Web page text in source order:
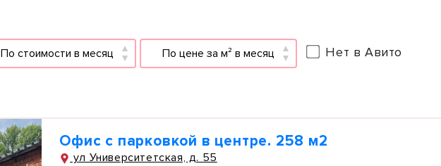
По стоимости в месяц По цене за м² в месяц Нет в Авито
Офис с парковкой в центре. 258 м2
ул Университетская, д. 55